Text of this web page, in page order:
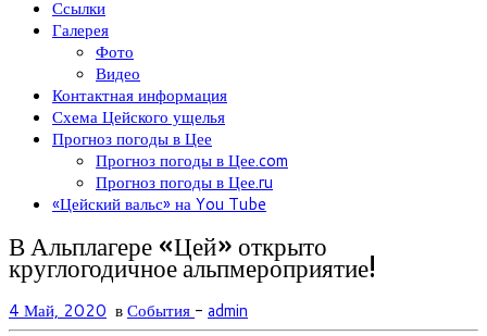
Ссылки
Галерея
Фото
Видео
Контактная информация
Схема Цейского ущелья
Прогноз погоды в Цее
Прогноз погоды в Цее.com
Прогноз погоды в Цее.ru
«Цейский вальс» на You Tube
В Альплагере «Цей» открыто
круглогодичное альпмероприятие!
4 Май, 2020 вСобытия - admin